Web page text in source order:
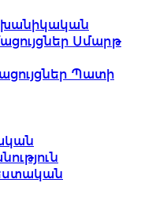
Սմարթ
Պատի